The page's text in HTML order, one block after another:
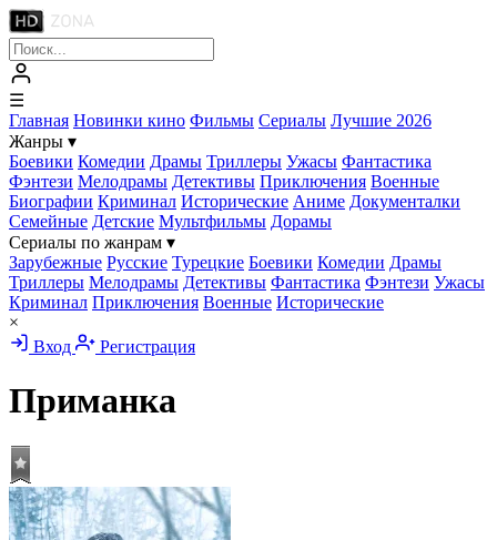
☰
Главная Новинки кино Фильмы Сериалы Лучшие 2026
Жанры ▾
Боевики Комедии Драмы Триллеры Ужасы Фантастика
Фэнтези Мелодрамы Детективы Приключения Военные
Биографии Криминал Исторические Аниме Документалки
Семейные Детские Мультфильмы Дорамы
Сериалы по жанрам ▾
Зарубежные Русские Турецкие Боевики Комедии Драмы
Триллеры Мелодрамы Детективы Фантастика Фэнтези Ужасы
Криминал Приключения Военные Исторические
×
Вход
Регистрация
Приманка